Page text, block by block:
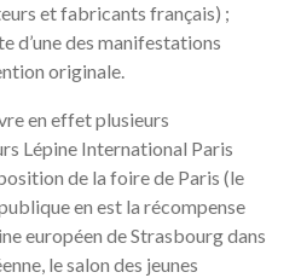
et fabricants français) ;
d’une des manifestations
originale.
en effet plusieurs
Lépine International Paris
de la foire de Paris (le
en est la récompense
européen de Strasbourg dans
le salon des jeunes